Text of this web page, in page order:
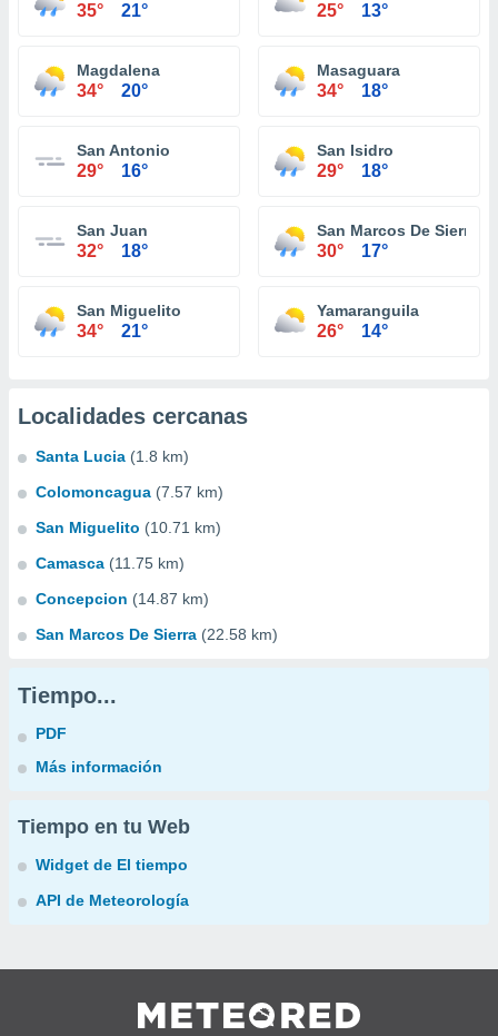
35° 21° 25° 13°
Magdalena
34° 20°
Masaguara
34° 18°
San Antonio
29° 16°
San Isidro
29° 18°
San Juan
32° 18°
San Marcos De Sierra
30° 17°
San Miguelito
34° 21°
Yamaranguila
26° 14°
Localidades cercanas
Santa Lucia (1.8 km)
Colomoncagua (7.57 km)
San Miguelito (10.71 km)
Camasca (11.75 km)
Concepcion (14.87 km)
San Marcos De Sierra (22.58 km)
Tiempo...
PDF
Más información
Tiempo en tu Web
Widget de El tiempo
API de Meteorología